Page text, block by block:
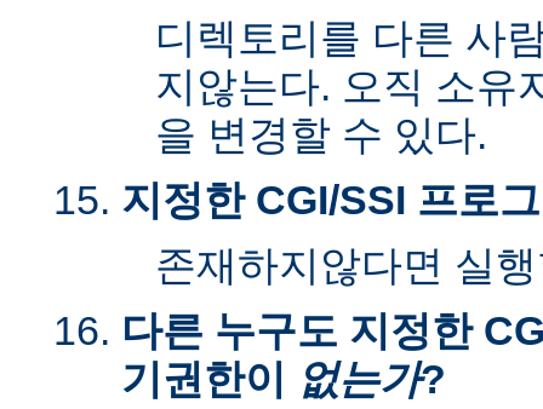
디렉토리를 다른 사
지않는다. 오직 소유
을 변경할 수 있다.
지정한 CGI/SSI 프로
존재하지않다면 실
다른 누구도 지정한
기권한이
없는가?